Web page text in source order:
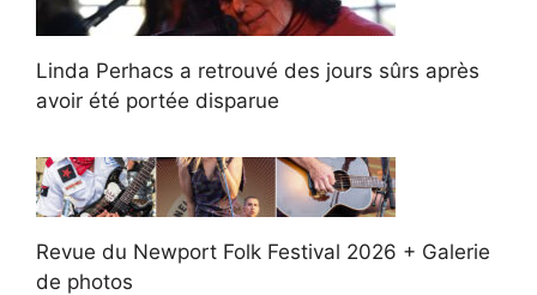
Linda Perhacs a retrouvé des jours sûrs après
avoir été portée disparue
Revue du Newport Folk Festival 2026 + Galerie
de photos